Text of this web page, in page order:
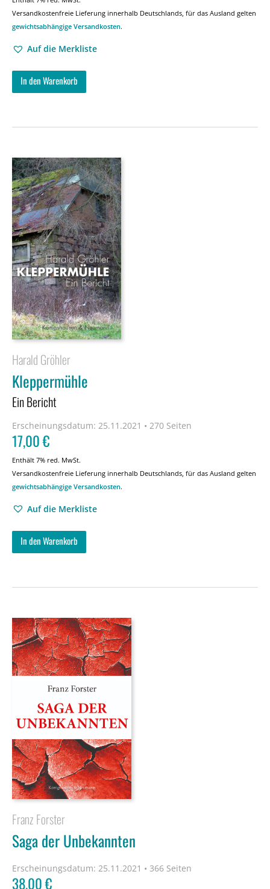
Versandkostenfreie Lieferung innerhalb Deutschlands, für das Ausland gelten
gewichtsabhängige Versandkosten.
Auf die Merkliste
In den Warenkorb
Harald Gröhler
Kleppermühle
Ein Bericht
Erscheinungsdatum: 25.11.2021 • 270 Seiten
17,00€
Enthält 7% red. MwSt.
Versandkostenfreie Lieferung innerhalb Deutschlands, für das Ausland gelten
gewichtsabhängige Versandkosten.
Auf die Merkliste
In den Warenkorb
Franz Forster
Saga der Unbekannten
Erscheinungsdatum: 25.11.2021 • 366 Seiten
38,00€